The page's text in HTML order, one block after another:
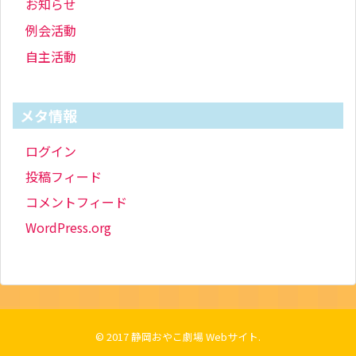
例会活動
自主活動
メタ情報
ログイン
投稿フィード
コメントフィード
WordPress.org
© 2017静岡おやこ劇場 Webサイト.